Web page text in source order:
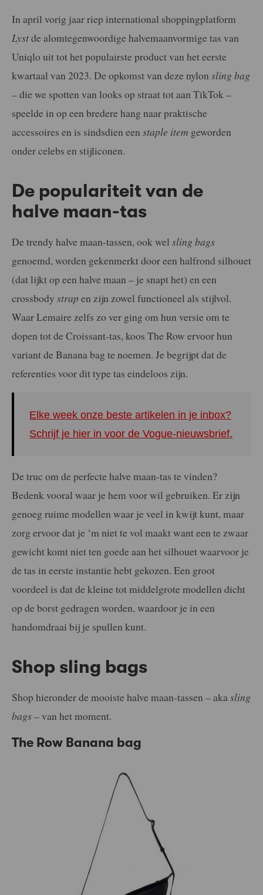
In april vorig jaar riep international shoppingplatform
Lystde alomtegenwoordige halvemaanvormige tas van
Uniqlo uit tot het populairste product van het eerste
kwartaal van 2023. De opkomst van deze nylon sling bag
– die we spotten van looks op straat tot aan TikTok –
speelde in op een bredere hang naar praktische
accessoires en is sindsdien een staple item geworden
onder celebs en stijliconen.
De populariteit van de
halve maan-tas
De trendy halve maan-tassen, ook wel sling bags
genoemd, worden gekenmerkt door een halfrond silhouet
(dat lijkt op een halve maan – je snapt het) en een
crossbody strap en zijn zowel functioneel als stijlvol.
Waar Lemaire zelfs zo ver ging om hun versie om te
dopen tot de Croissant-tas, koos The Row ervoor hun
variant de Banana bag te noemen. Je begrijpt dat de
referenties voor dit type tas eindeloos zijn.
Elke week onze beste artikelen in je inbox?
Schrijf je hier in voor de Vogue-nieuwsbrief.
De truc om de perfecte halve maan-tas te vinden?
Bedenk vooral waar je hem voor wil gebruiken. Er zijn
genoeg ruime modellen waar je veel in kwijt kunt, maar
zorg ervoor dat je ‘m niet te vol maakt want een te zwaar
gewicht komt niet ten goede aan het silhouet waarvoor je
de tas in eerste instantie hebt gekozen. Een groot
voordeel is dat de kleine tot middelgrote modellen dicht
op de borst gedragen worden, waardoor je in een
handomdraai bij je spullen kunt.
Shop sling bags
Shop hieronder de mooiste halve maan-tassen – aka sling
bags– van het moment.
The Row Banana bag